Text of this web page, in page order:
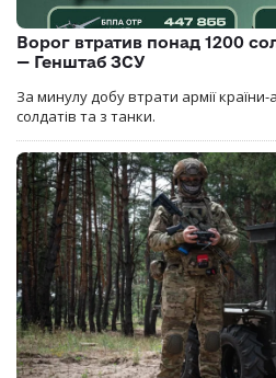
Ворог втратив понад 1200
— Генштаб ЗСУ
За минулу добу втрати армії країни-
солдатів та з танки.